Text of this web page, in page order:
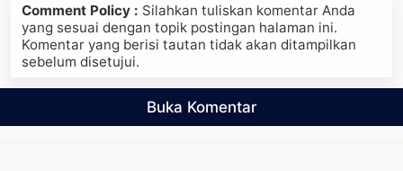
Comment Policy : Silahkan tuliskan komentar Anda
yang sesuai dengan topik postingan halaman ini.
Komentar yang berisi tautan tidak akan ditampilkan
sebelum disetujui.
Buka Komentar